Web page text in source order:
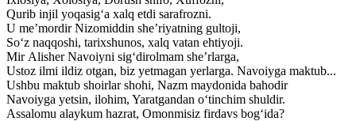
Qurib injil yoqasig‘a xalq etdi sarafrozni.
U me’mordir Nizomiddin she’riyatning gultoji,
So‘z naqqoshi, tarixshunos, xalq vatan ehtiyoji.
Mir Alisher Navoiyni sig‘dirolmam she’rlarga,
Ustoz ilmi ildiz otgan, biz yetmagan yerlarga. Navoiyga maktub...
Ushbu maktub shoirlar shohi, Nazm maydonida bahodir
Navoiyga yetsin, ilohim, Yaratgandan o‘tinchim shuldir.
Assalomu alaykum hazrat, Omonmisiz firdavs bog‘ida?